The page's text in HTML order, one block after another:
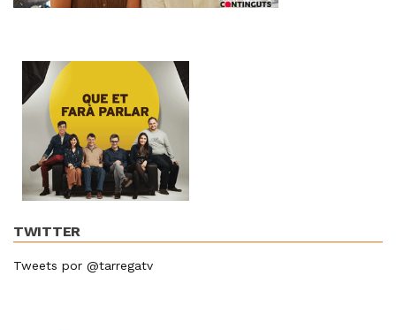
TWITTER
Tweets por @tarregatv